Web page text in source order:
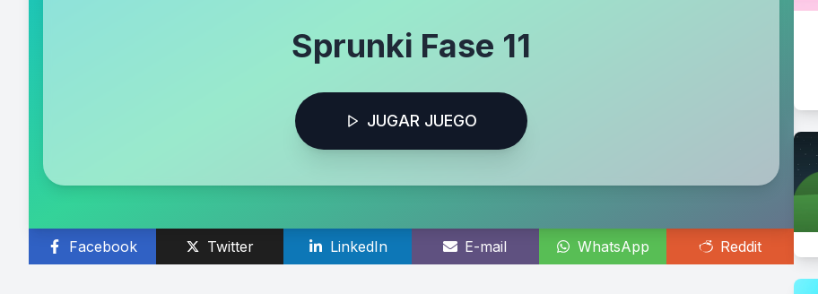
Sprunki Fase 11
JUGAR JUEGO
Facebook Twitter LinkedIn E-mail WhatsApp Reddit